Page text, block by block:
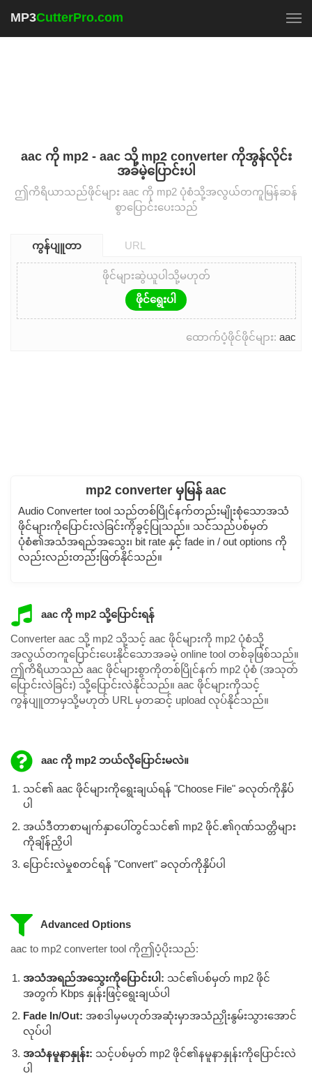
MP3CutterPro.com
aac ကို mp2 - aac သို့ mp2 converter ကိုအွန်လိုင်း
အခမဲ့ပြောင်းပါ
ဤကိရိယာသည်ဖိုင်များ aac ကို mp2 ပုံစံသို့အလွယ်တကူမြန်ဆန်
စွာပြောင်းပေးသည်
ကွန်ပျူတာ URL
ဖိုင်များဆွဲယူပါသို့မဟုတ်
ဖိုင်ရွေးပါ
ထောက်ပံ့ဖိုင်ဖိုင်များ: aac
mp2 converter မှမြန် aac
Audio Converter tool သည်တစ်ပြိုင်နက်တည်းမျိုးစုံသောအသံ
ဖိုင်များကိုပြောင်းလဲခြင်းကိုခွင့်ပြုသည်။ သင်သည်ပစ်မှတ်
ပုံစံ၏အသံအရည်အသွေး၊ bit rate နှင့် fade in / out options ကို
လည်းလည်းတည်းဖြတ်နိုင်သည်။
aac ကို mp2 သို့ပြောင်းရန်
Converter aac သို့ mp2 သို့သင့် aac ဖိုင်များကို mp2 ပုံစံသို့
အလွယ်တကူပြောင်းပေးနိုင်သောအခမဲ့ online tool တစ်ခုဖြစ်သည်။
ဤကိရိယာသည် aac ဖိုင်များစွာကိုတစ်ပြိုင်နက် mp2 ပုံစံ (အသုတ်
ပြောင်းလဲခြင်း) သို့ပြောင်းလဲနိုင်သည်။ aac ဖိုင်များကိုသင့်
ကွန်ပျူတာမှသို့မဟုတ် URL မှတဆင့် upload လုပ်နိုင်သည်။
aac ကို mp2 ဘယ်လိုပြောင်းမလဲ။
သင်၏ aac ဖိုင်များကိုရွေးချယ်ရန် "Choose File" ခလုတ်ကိုနှိပ်
ပါ
အယ်ဒီတာစာမျက်နှာပေါ်တွင်သင်၏ mp2 ဖိုင်.၏ဂုဏ်သတ္တိများ
ကိုချိန်ညှိပါ
ပြောင်းလဲမှုစတင်ရန် "Convert" ခလုတ်ကိုနှိပ်ပါ
Advanced Options
aac to mp2 converter tool ကိုဤပံ့ပိုးသည်:
အသံအရည်အသွေးကိုပြောင်းပါ: သင်၏ပစ်မှတ် mp2 ဖိုင်
အတွက် Kbps နှုန်းဖြင့်ရွေးချယ်ပါ
Fade In/Out: အစဒါမှမဟုတ်အဆုံးမှာအသံညှိုးနွမ်းသွားအောင်
လုပ်ပါ
အသံနမူနာနှုန်း: သင့်ပစ်မှတ် mp2 ဖိုင်၏နမူနာနှုန်းကိုပြောင်းလဲ
ပါ